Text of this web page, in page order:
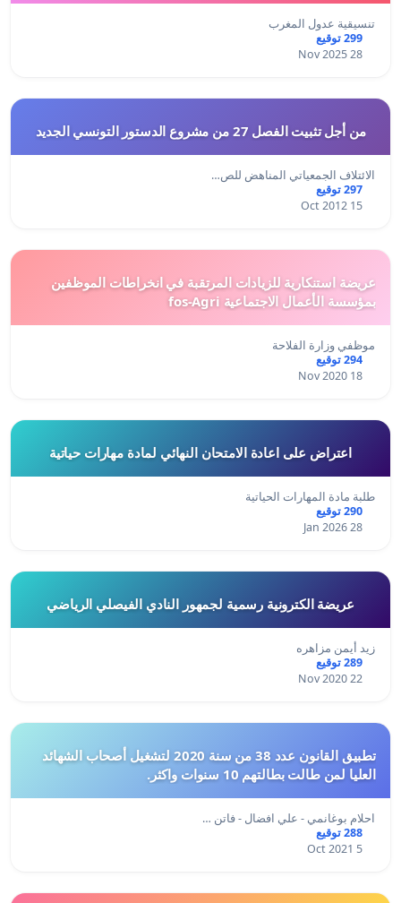
تنسيقية عدول المغرب
299 توقيع
28 Nov 2025
من أجل تثبيت الفصل 27 من مشروع الدستور التونسي الجديد
الائتلاف الجمعياتي المناهض للص…
297 توقيع
15 Oct 2012
عريضة استنكارية للزيادات المرتقبة في انخراطات الموظفين
بمؤسسة الأعمال الاجتماعية fos-Agri
موظفي وزارة الفلاحة
294 توقيع
18 Nov 2020
اعتراض على اعادة الامتحان النهائي لمادة مهارات حياتية
طلبة مادة المهارات الحياتية
290 توقيع
28 Jan 2026
عريضة الكترونية رسمية لجمهور النادي الفيصلي الرياضي
زيد أيمن مزاهره
289 توقيع
22 Nov 2020
تطبيق القانون عدد 38 من سنة 2020 لتشغيل أصحاب الشهائد
العليا لمن طالت بطالتهم 10 سنوات واكثر.
احلام بوغانمي - علي افضال - فاتن …
288 توقيع
5 Oct 2021